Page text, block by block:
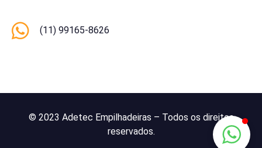
(11) 99165-8626
© 2023 Adetec Empilhadeiras – Todos os direitos
reservados.